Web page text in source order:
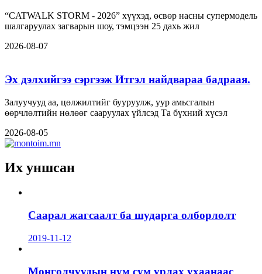
“CATWALK STORM - 2026” хүүхэд, өсвөр насны супермодель
шалгаруулах загварын шоу, тэмцээн 25 дахь жил
2026-08-07
Эх дэлхийгээ сэргээж Итгэл найдвараа бадраая.
Залуучууд аа, цөлжилтийг бууруулж, уур амьсгалын
өөрчлөлтийн нөлөөг сааруулах үйлсэд Та бүхний хүсэл
2026-08-05
Их уншсан
Саарал жагсаалт ба шударга олборлолт
2019-11-12
Монголчуудын нум сум урлах ухаанаас